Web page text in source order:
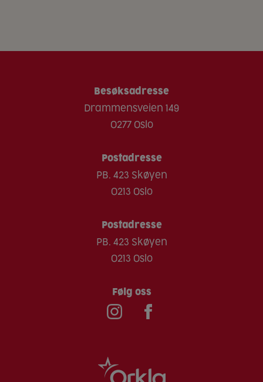
Besøksadresse
Drammensveien 149
0277 Oslo
Postadresse
PB. 423 Skøyen
0213 Oslo
Postadresse
PB. 423 Skøyen
0213 Oslo
Følg oss